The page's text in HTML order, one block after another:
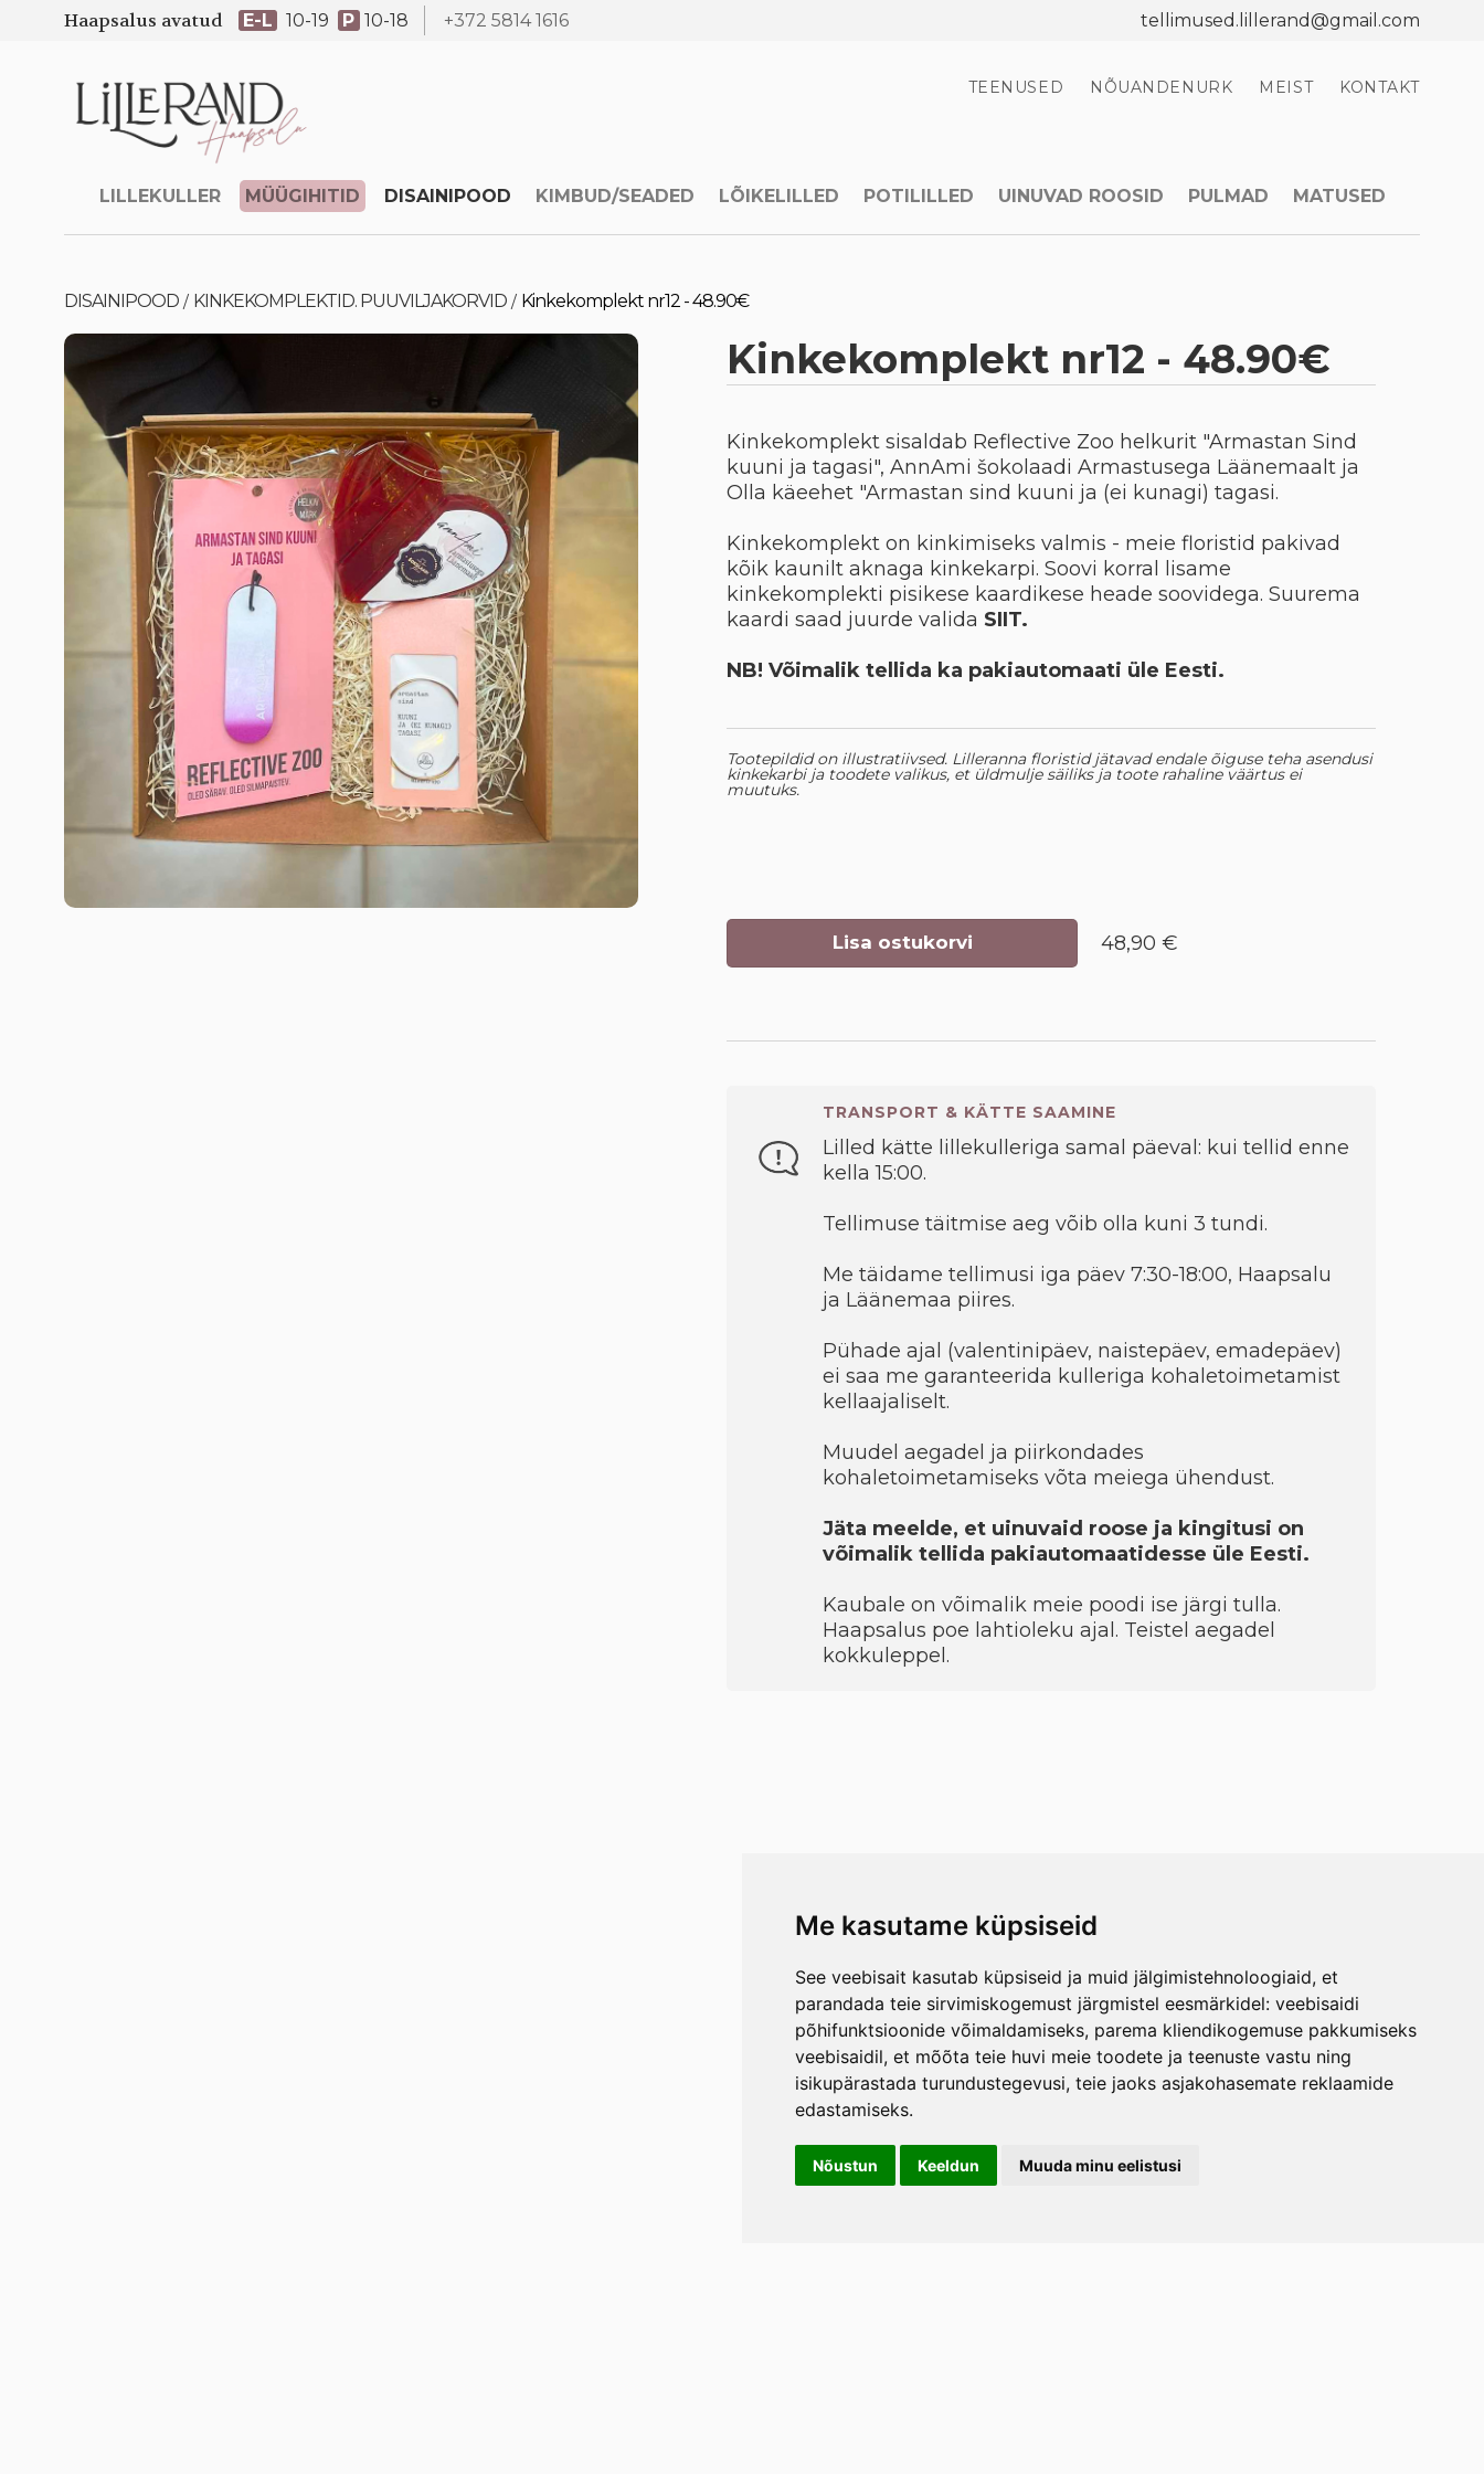
Me kasutame küpsiseid
See veebisait kasutab küpsiseid ja muid jälgimistehnoloogiaid, et
parandada teie sirvimiskogemust järgmistel eesmärkidel: veebisaidi
põhifunktsioonide võimaldamiseks, parema kliendikogemuse pakkumiseks
veebisaidil, et mõõta teie huvi meie toodete ja teenuste vastu ning
isikupärastada turundustegevusi, teie jaoks asjakohasemate reklaamide
edastamiseks.
Nõustun Keeldun Muuda minu eelistusi
Haapsalus avatud E-L 10-19 P 10-18 +372 5814 1616 tellimused.lillerand@gmail.com
TEENUSED NÕUANDENURK MEIST KONTAKT
LILLEKULLER MÜÜGIHITID DISAINIPOOD KIMBUD/SEADED LÕIKELILLED POTILILLED UINUVAD ROOSID PULMAD MATUSED
DISAINIPOOD / KINKEKOMPLEKTID. PUUVILJAKORVID / Kinkekomplekt nr12 - 48.90€
Kinkekomplekt nr12 - 48.90€
Kinkekomplekt sisaldab Reflective Zoo helkurit "Armastan Sind
kuuni ja tagasi", AnnAmi šokolaadi Armastusega Läänemaalt ja
Olla käeehet "Armastan sind kuuni ja (ei kunagi) tagasi.
Kinkekomplekt on kinkimiseks valmis - meie floristid pakivad
kõik kaunilt aknaga kinkekarpi. Soovi korral lisame
kinkekomplekti pisikese kaardikese heade soovidega. Suurema
kaardi saad juurde valida SIIT.
NB! Võimalik tellida ka pakiautomaati üle Eesti.
Tootepildid on illustratiivsed. Lilleranna floristid jätavad endale õiguse teha asendusi
kinkekarbi ja toodete valikus, et üldmulje säiliks ja toote rahaline väärtus ei
muutuks.
Lisa ostukorvi 48,90 €
TRANSPORT & KÄTTE SAAMINE
Lilled kätte lillekulleriga samal päeval: kui tellid enne
kella 15:00.
Tellimuse täitmise aeg võib olla kuni 3 tundi.
Me täidame tellimusi iga päev 7:30-18:00, Haapsalu
ja Läänemaa piires.
Pühade ajal (valentinipäev, naistepäev, emadepäev)
ei saa me garanteerida kulleriga kohaletoimetamist
kellaajaliselt.
Muudel aegadel ja piirkondades
kohaletoimetamiseks võta meiega ühendust.
Jäta meelde, et uinuvaid roose ja kingitusi on
võimalik tellida pakiautomaatidesse üle Eesti.
Kaubale on võimalik meie poodi ise järgi tulla.
Haapsalus poe lahtioleku ajal. Teistel aegadel
kokkuleppel.